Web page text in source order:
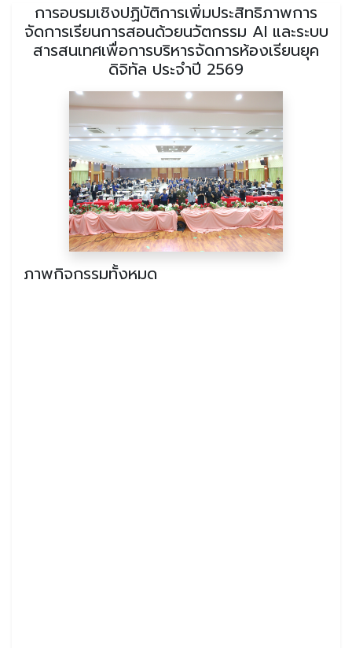
การอบรมเชิงปฏิบัติการเพิ่มประสิทธิภาพการ
จัดการเรียนการสอนด้วยนวัตกรรม AI และระบบ
สารสนเทศเพื่อการบริหารจัดการห้องเรียนยุค
ดิจิทัล ประจำปี 2569
ภาพกิจกรรมทั้งหมด